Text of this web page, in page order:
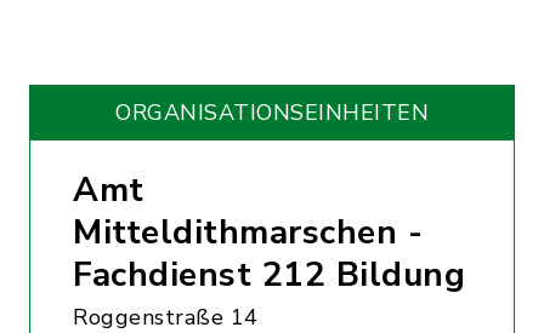
ORGANISATIONS­EINHEITEN
Amt
Mitteldithmarschen -
Fachdienst 212 Bildung
Roggenstraße 14